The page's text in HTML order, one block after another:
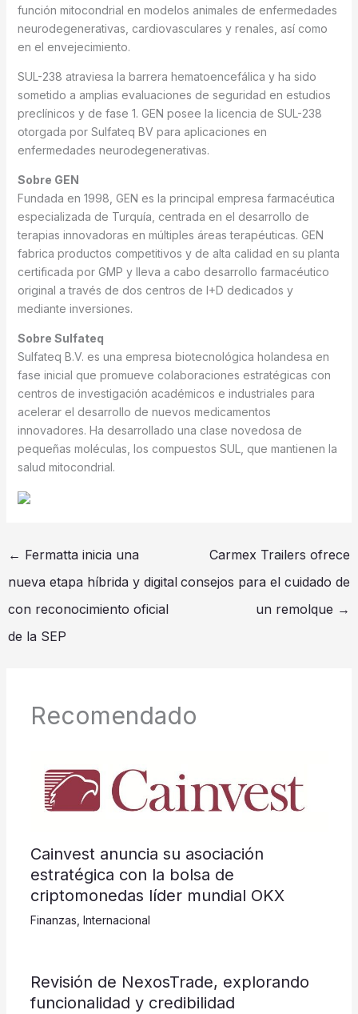
función mitocondrial en modelos animales de enfermedades
neurodegenerativas, cardiovasculares y renales, así como
en el envejecimiento.
SUL-238 atraviesa la barrera hematoencefálica y ha sido
sometido a amplias evaluaciones de seguridad en estudios
preclínicos y de fase 1. GEN posee la licencia de SUL-238
otorgada por Sulfateq BV para aplicaciones en
enfermedades neurodegenerativas.
Sobre GEN
Fundada en 1998, GEN es la principal empresa farmacéutica
especializada de Turquía, centrada en el desarrollo de
terapias innovadoras en múltiples áreas terapéuticas. GEN
fabrica productos competitivos y de alta calidad en su planta
certificada por GMP y lleva a cabo desarrollo farmacéutico
original a través de dos centros de I+D dedicados y
mediante inversiones.
Sobre Sulfateq
Sulfateq B.V. es una empresa biotecnológica holandesa en
fase inicial que promueve colaboraciones estratégicas con
centros de investigación académicos e industriales para
acelerar el desarrollo de nuevos medicamentos
innovadores. Ha desarrollado una clase novedosa de
pequeñas moléculas, los compuestos SUL, que mantienen la
salud mitocondrial.
← Fermatta inicia una
nueva etapa híbrida y digital
con reconocimiento oficial
de la SEP
Carmex Trailers ofrece
consejos para el cuidado de
un remolque →
Recomendado
Cainvest anuncia su asociación
estratégica con la bolsa de
criptomonedas líder mundial OKX
Finanzas Internacional
Revisión de NexosTrade, explorando
funcionalidad y credibilidad